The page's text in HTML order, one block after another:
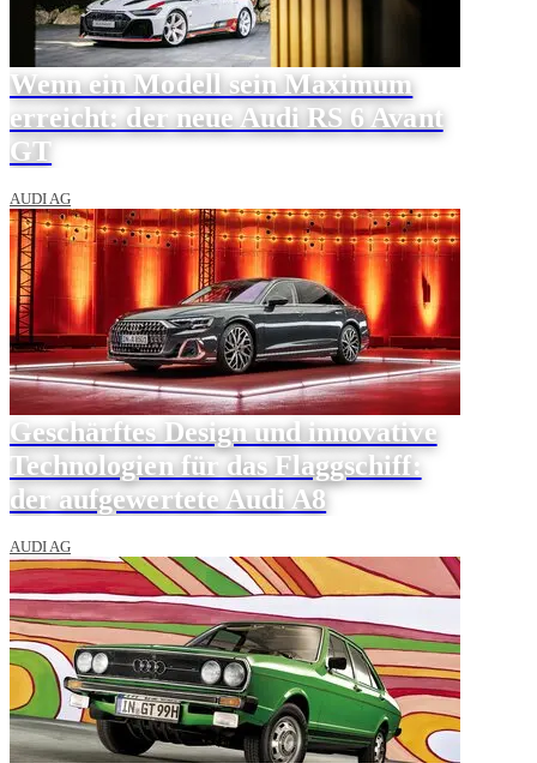
Wenn ein Modell sein Maximum
erreicht: der neue Audi RS 6 Avant
GT
AUDI AG
Geschärftes Design und innovative
Technologien für das Flaggschiff:
der aufgewertete Audi A8
AUDI AG